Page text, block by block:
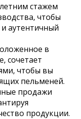
стажем
чтобы
аутентичный
в
сочетает
чтобы вы
пельменей.
продажи
продукции.